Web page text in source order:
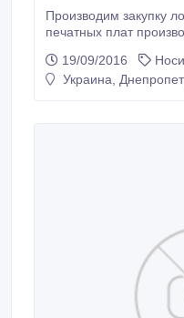
Производим закупку
печатных плат
платы Платы жёстких дисков Платы серверов Платы
связи GSM Платы ноутбуков
19/09/2016
Украина,